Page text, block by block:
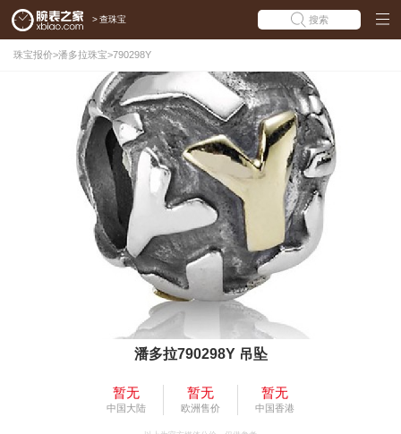
> 查珠宝 搜索
珠宝报价>潘多拉珠宝>790298Y
潘多拉790298Y 吊坠
暂无
中国大陆
暂无
欧洲售价
暂无
中国香港